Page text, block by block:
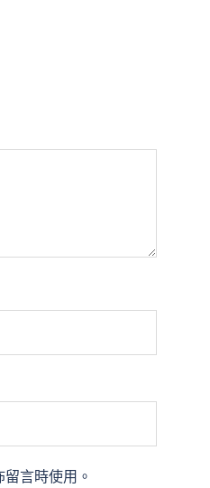
言時使用。